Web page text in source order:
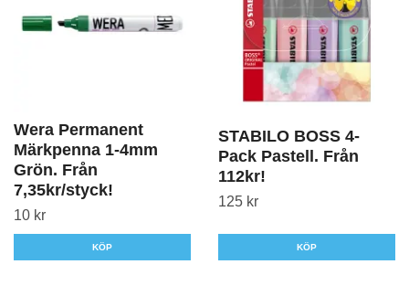
Wera Permanent
Märkpenna 1-4mm
Grön. Från
7,35kr/styck!
10 kr
KÖP
STABILO BOSS 4-
Pack Pastell. Från
112kr!
125 kr
KÖP